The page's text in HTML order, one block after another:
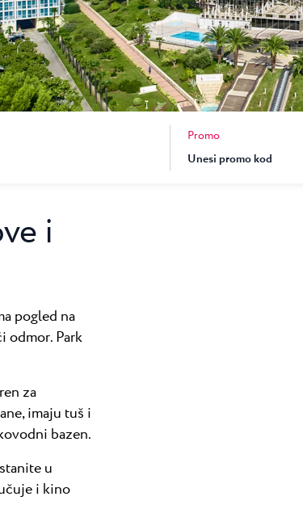
Garden Suites Umag Plava Laguna
Residence Umag Plava Laguna
Hotel Aurora Plava Laguna
Promo
i
pogled na
odmor. Park
za
imaju tuš i
bazen.
u
i kino